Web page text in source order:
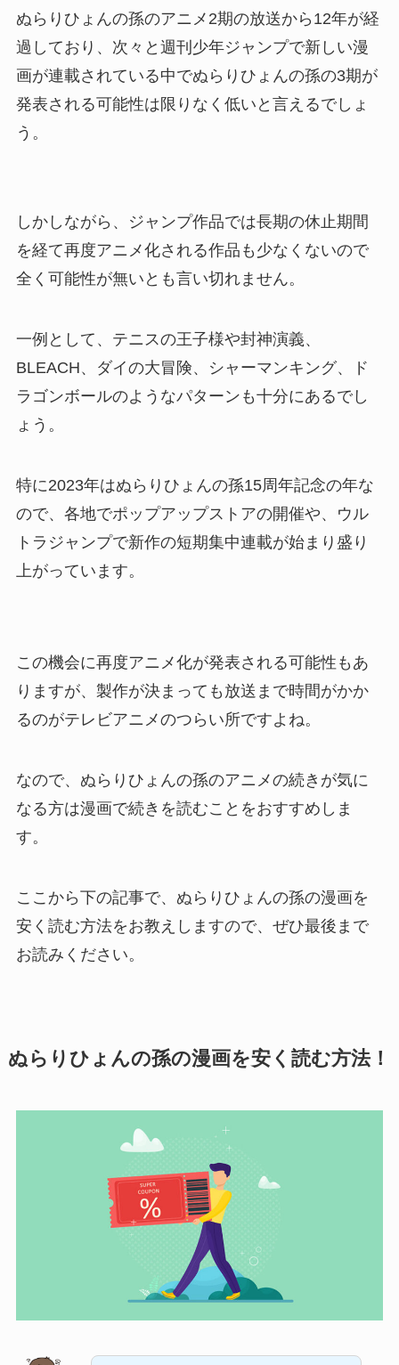
ぬらりひょんの孫のアニメ2期の放送から12年が経
過しており、次々と週刊少年ジャンプで新しい漫
画が連載されている中でぬらりひょんの孫の3期が
発表される可能性は限りなく低いと言えるでしょ
う。
しかしながら、ジャンプ作品では長期の休止期間
を経て再度アニメ化される作品も少なくないので
全く可能性が無いとも言い切れません。
一例として、テニスの王子様や封神演義、
BLEACH、ダイの大冒険、シャーマンキング、ド
ラゴンボールのようなパターンも十分にあるでし
ょう。
特に2023年はぬらりひょんの孫15周年記念の年な
ので、各地でポップアップストアの開催や、ウル
トラジャンプで新作の短期集中連載が始まり盛り
上がっています。
この機会に再度アニメ化が発表される可能性もあ
りますが、製作が決まっても放送まで時間がかか
るのがテレビアニメのつらい所ですよね。
なので、ぬらりひょんの孫のアニメの続きが気に
なる方は漫画で続きを読むことをおすすめしま
す。
ここから下の記事で、ぬらりひょんの孫の漫画を
安く読む方法をお教えしますので、ぜひ最後まで
お読みください。
ぬらりひょんの孫の漫画を安く読む方法！